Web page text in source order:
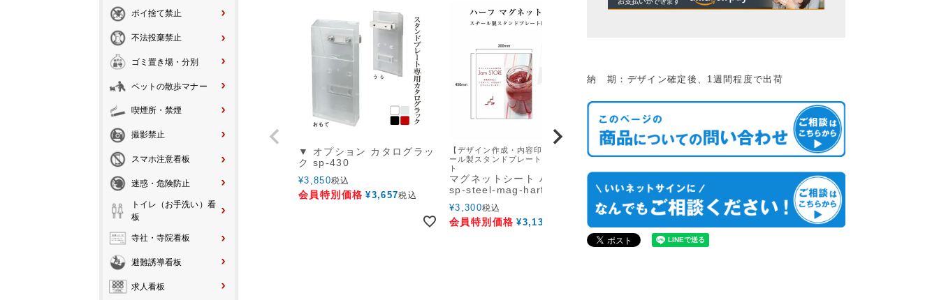
ポイ捨て禁止
不法投棄禁止
ゴミ置き場・分別
ペットの散歩マナー
喫煙所・禁煙
撮影禁止
スマホ注意看板
迷惑・危険防止
トイレ（お手洗い）看
板
寺社・寺院看板
避難誘導看板
求人看板
▼ オプション カタログラッ
ク sp-430
¥3,850税込
会員特別価格 ¥3,657税込
【デザイン作成・内容印刷込】スチ
ール製スタンドプレート用マグネッ
ト
マグネットシート ハーフ
sp-steel-mag-harf
¥3,300税込
会員特別価格 ¥3,135
ール製スタンドプレート用マグネッ
steel-mag-full
¥5,500税込
開店祝い・開業祝いにもオススメ 豪
華で華やかな花瓶付きプリザーブド
花瓶風プリザーブドフラワ
ー インテリア ギフト プレ
ゼント pf-kabin
¥ 15,070 税込
納 期：デザイン確定後、1週間程度で出荷